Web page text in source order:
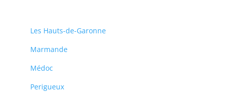
Les Hauts-de-Garonne
Marmande
Médoc
Perigueux